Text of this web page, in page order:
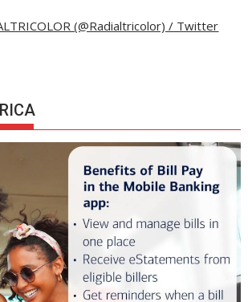
(@Radialtricolor) / Twitter